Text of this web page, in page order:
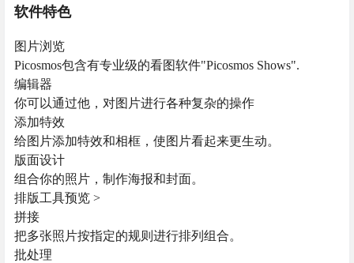
软件特色
图片浏览
Picosmos包含有专业级的看图软件"Picosmos Shows".
编辑器
你可以通过他，对图片进行各种复杂的操作
添加特效
给图片添加特效和相框，使图片看起来更生动。
版面设计
组合你的照片，制作海报和封面。
排版工具预览 >
拼接
把多张照片按指定的规则进行排列组合。
批处理